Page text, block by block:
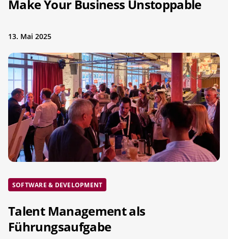
Make Your Business Unstoppable
13. Mai 2025
SOFTWARE & DEVELOPMENT
Talent Management als
Führungsaufgabe